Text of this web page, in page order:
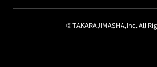
© TAKARAJIMASHA,Inc. All